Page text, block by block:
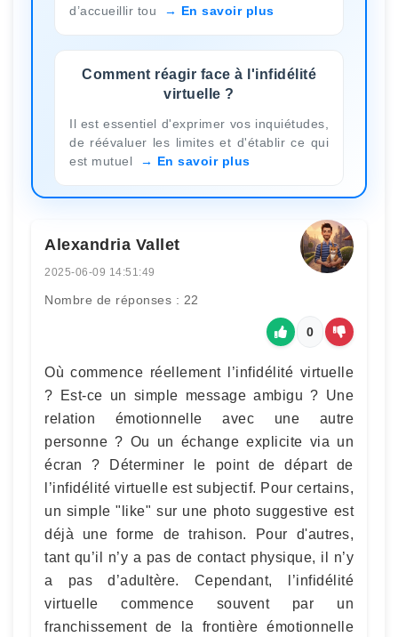
d’accueillir tou
En savoir plus
Comment réagir face à l'infidélité
virtuelle ?
Il est essentiel d'exprimer vos inquiétudes,
de réévaluer les limites et d'établir ce qui
est mutuel
En savoir plus
Alexandria Vallet
2025-06-09 14:51:49
Nombre de réponses : 22
0
Où commence réellement l’infidélité virtuelle
? Est-ce un simple message ambigu ? Une
relation émotionnelle avec une autre
personne ? Ou un échange explicite via un
écran ? Déterminer le point de départ de
l’infidélité virtuelle est subjectif. Pour certains,
un simple "like" sur une photo suggestive est
déjà une forme de trahison. Pour d'autres,
tant qu’il n’y a pas de contact physique, il n’y
a pas d’adultère. Cependant, l’infidélité
virtuelle commence souvent par un
franchissement de la frontière émotionnelle